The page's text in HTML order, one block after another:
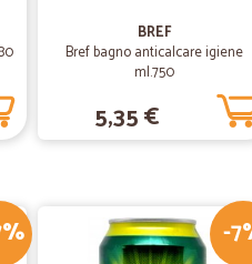
roberta T.
B.
BREF
Bref bagno anticalcare igiene
ml.750
5,35 €
-